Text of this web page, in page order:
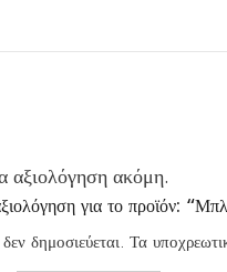
αξιολόγηση ακόμη.
για το προϊόν:
δημοσιεύεται. Τα